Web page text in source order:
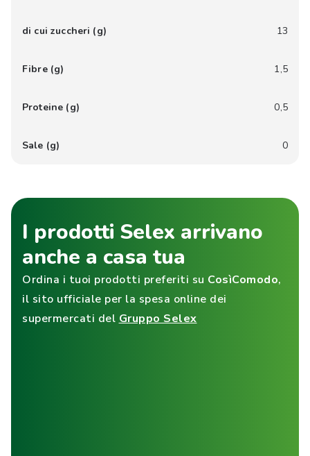
di cui zuccheri (g) 13
Fibre (g) 1,5
Proteine (g) 0,5
Sale (g) 0
I prodotti Selex arrivano
anche a casa tua
Ordina i tuoi prodotti preferiti su CosìComodo,
il sito ufficiale per la spesa online dei
supermercati del Gruppo Selex